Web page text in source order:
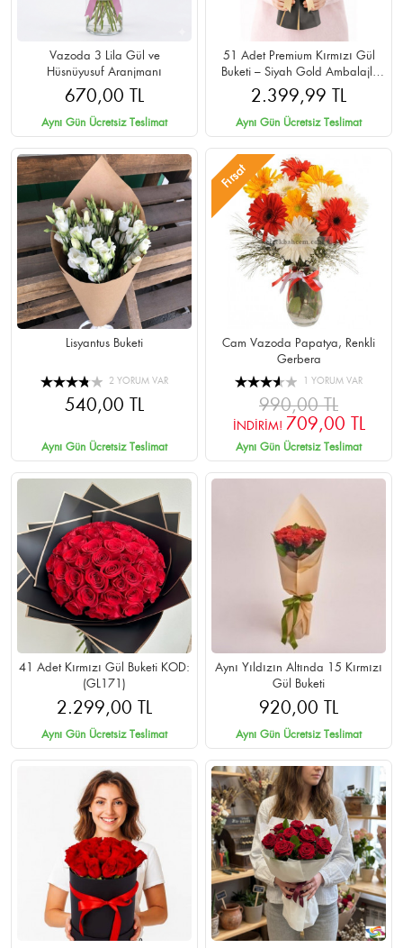
Vazoda 3 Lila Gül ve
Hüsnüyusuf Aranjmanı
670,00 TL
Aynı Gün Ücretsiz Teslimat
51 Adet Premium Kırmızı Gül
Buketi – Siyah Gold Ambalajlı
Cipsolu
2.399,99 TL
Aynı Gün Ücretsiz Teslimat
Lisyantus Buketi
2 YORUM VAR
540,00 TL
Aynı Gün Ücretsiz Teslimat
Fırsat
Cam Vazoda Papatya, Renkli
Gerbera
1 YORUM VAR
990,00 TL
İNDİRİM! 709,00 TL
Aynı Gün Ücretsiz Teslimat
41 Adet Kırmızı Gül Buketi KOD:
(GL171)
2.299,00 TL
Aynı Gün Ücretsiz Teslimat
Aynı Yıldızın Altında 15 Kırmızı
Gül Buketi
920,00 TL
Aynı Gün Ücretsiz Teslimat